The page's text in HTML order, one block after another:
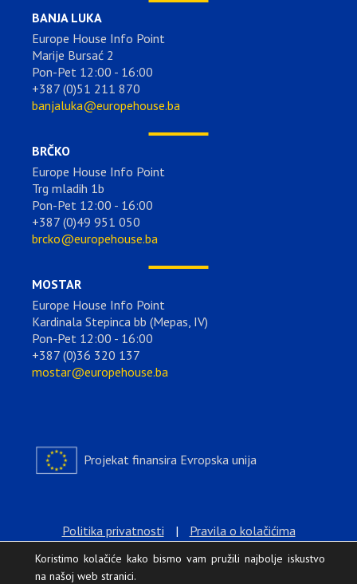
BANJA LUKA
Europe House Info Point
Marije Bursać 2
Pon-Pet 12:00 - 16:00
+387 (0)51 211 870
banjaluka@europehouse.ba
BRČKO
Europe House Info Point
Trg mladih 1b
Pon-Pet 12:00 - 16:00
+387 (0)49 951 050
brcko@europehouse.ba
MOSTAR
Europe House Info Point
Kardinala Stepinca bb (Mepas, IV)
Pon-Pet 12:00 - 16:00
+387 (0)36 320 137
mostar@europehouse.ba
Projekat finansira Evropska unija
Politika privatnosti | Pravila o kolačićima
Koristimo kolačiće kako bismo vam pružili najbolje iskustvo
na našoj web stranici.